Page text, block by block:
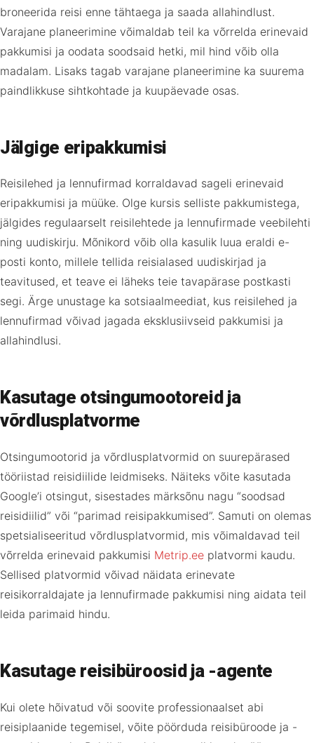
broneerida reisi enne tähtaega ja saada allahindlust.
Varajane planeerimine võimaldab teil ka võrrelda erinevaid
pakkumisi ja oodata soodsaid hetki, mil hind võib olla
madalam. Lisaks tagab varajane planeerimine ka suurema
paindlikkuse sihtkohtade ja kuupäevade osas.
Jälgige eripakkumisi
Reisilehed ja lennufirmad korraldavad sageli erinevaid
eripakkumisi ja müüke. Olge kursis selliste pakkumistega,
jälgides regulaarselt reisilehtede ja lennufirmade veebilehti
ning uudiskirju. Mõnikord võib olla kasulik luua eraldi e-
posti konto, millele tellida reisialased uudiskirjad ja
teavitused, et teave ei läheks teie tavapärase postkasti
segi. Ärge unustage ka sotsiaalmeediat, kus reisilehed ja
lennufirmad võivad jagada eksklusiivseid pakkumisi ja
allahindlusi.
Kasutage otsingumootoreid ja
võrdlusplatvorme
Otsingumootorid ja võrdlusplatvormid on suurepärased
tööriistad reisidiilide leidmiseks. Näiteks võite kasutada
Google’i otsingut, sisestades märksõnu nagu “soodsad
reisidiilid” või “parimad reisipakkumised”. Samuti on olemas
spetsialiseeritud võrdlusplatvormid, mis võimaldavad teil
võrrelda erinevaid pakkumisi Metrip.ee platvormi kaudu.
Sellised platvormid võivad näidata erinevate
reisikorraldajate ja lennufirmade pakkumisi ning aidata teil
leida parimaid hindu.
Kasutage reisibüroosid ja -agente
Kui olete hõivatud või soovite professionaalset abi
reisiplaanide tegemisel, võite pöörduda reisibüroode ja -